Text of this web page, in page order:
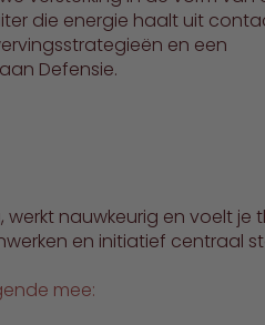
die energie haalt uit
en een
Defensie.
nauwkeurig en voelt je
en initiatief centraal
mee: